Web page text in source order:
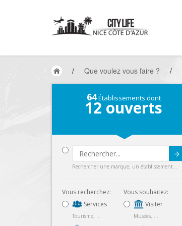
/ Que voulez vous faire ? /
64Établissements dont
12 ouverts
Rechercher une marque, un établissement...
Vous recherchez:
Services
Tourisme, ...
Vous souhaitez:
Visiter
Musées, ...